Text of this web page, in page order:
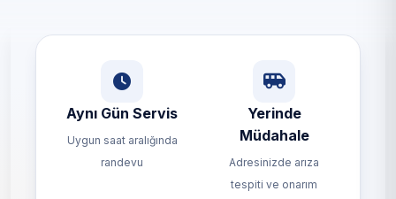
Aynı Gün Servis
Uygun saat aralığında
randevu
Yerinde
Müdahale
Adresinizde arıza
tespiti ve onarım